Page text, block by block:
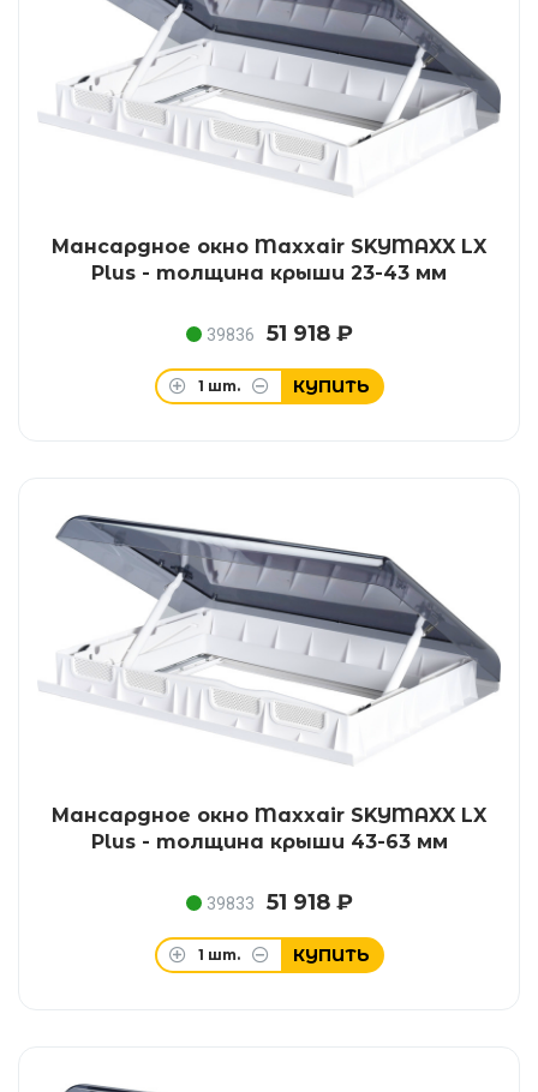
Мансардное окно Maxxair SKYMAXX LX
Plus - толщина крыши 23-43 мм
39836 51 918 ₽
1 шт. КУПИТЬ
Мансардное окно Maxxair SKYMAXX LX
Plus - толщина крыши 43-63 мм
39833 51 918 ₽
1 шт. КУПИТЬ